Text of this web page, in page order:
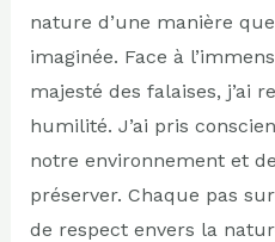
nature d’une manière
imaginée. Face à
majesté des falaises, j’ai
humilité. J’ai pris
notre environnement et
préserver. Chaque pas
de respect envers la